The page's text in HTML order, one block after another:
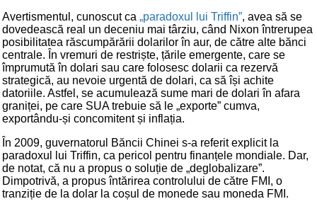
Avertismentul, cunoscut ca „paradoxul lui Triffin”, avea să se
dovedească real un deceniu mai târziu, când Nixon întrerupea
posibilitatea răscumpărării dolarilor în aur, de către alte bănci
centrale. În vremuri de restriște, țările emergente, care se
împrumută în dolari sau care folosesc dolarii ca rezervă
strategică, au nevoie urgentă de dolari, ca să își achite
datoriile. Astfel, se acumulează sume mari de dolari în afara
graniței, pe care SUA trebuie să le „exporte” cumva,
exportându-și concomitent și inflația.
În 2009, guvernatorul Băncii Chinei s-a referit explicit la
paradoxul lui Triffin, ca pericol pentru finanțele mondiale. Dar,
de notat, că nu a propus o soluție de „deglobalizare”.
Dimpotrivă, a propus întărirea controlului de către FMI, o
tranziție de la dolar la coșul de monede sau moneda FMI.